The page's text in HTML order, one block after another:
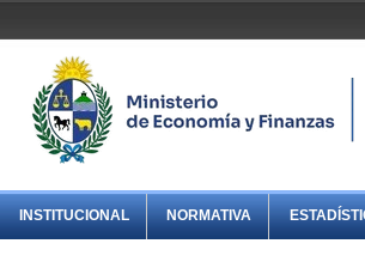
INSTITUCIONAL NORMATIVA